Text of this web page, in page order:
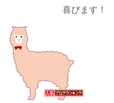
喜びます！